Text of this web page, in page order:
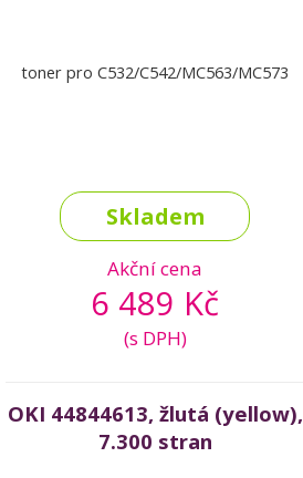
toner pro C532/C542/MC563/MC573
Skladem
Akční cena
6 489 Kč
(s DPH)
OKI 44844613, žlutá (yellow),
7.300 stran